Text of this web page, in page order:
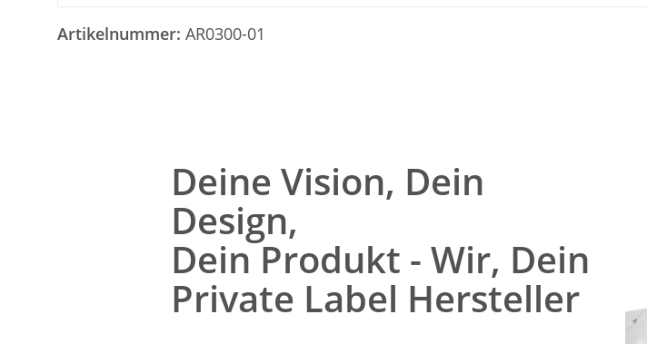
Artikelnummer: AR0300-01
Deine Vision, Dein
Design,
Dein Produkt - Wir, Dein
Private Label Hersteller